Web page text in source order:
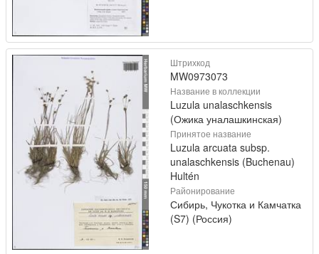
Штрихкод
MW0973073
Название в коллекции
Luzula unalaschkensis
(Ожика уналашкинская)
Принятое название
Luzula arcuata subsp.
unalaschkensis (Buchenau)
Hultén
Районирование
Сибирь, Чукотка и Камчатка
(S7) (Россия)